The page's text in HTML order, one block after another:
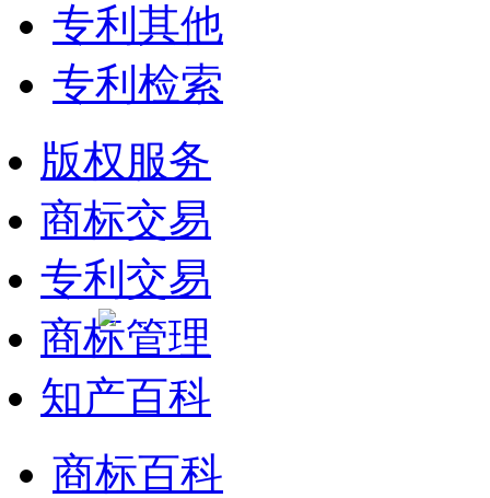
专利其他
专利检索
版权服务
商标交易
专利交易
商标管理
知产百科
商标百科